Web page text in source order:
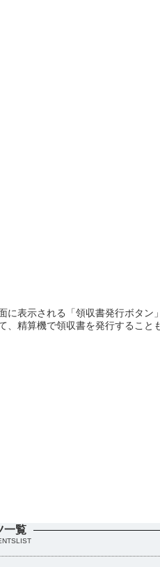
表示される「領収書発行ボタン
精算機で領収書を発行すること
一覧